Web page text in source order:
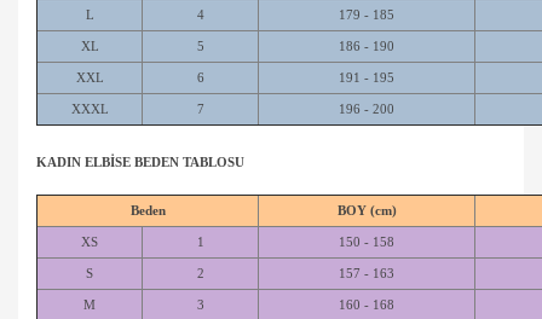
L 4 179 - 185
XL 5 186 - 190
XXL 6 191 - 195
XXXL 7 196 - 200
KADIN ELBİSE BEDEN TABLOSU
Beden BOY (cm)
XS 1 150 - 158
S 2 157 - 163
M 3 160 - 168